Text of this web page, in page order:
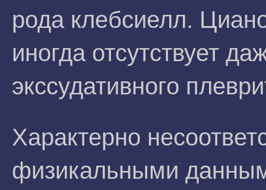
рода клебсиелл.
иногда отсутствует
экссудативного
Характерно
физикальными